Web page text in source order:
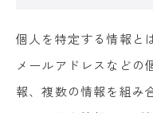
個人を特定する情報と
メールアドレスなどの
報、複数の情報を組み